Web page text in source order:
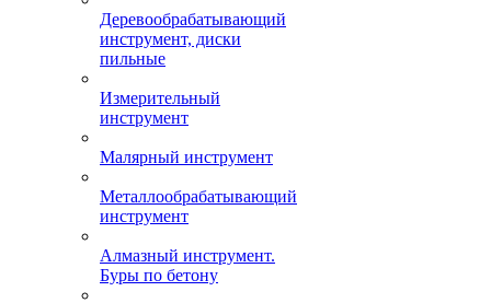
Деревообрабатывающий
инструмент, диски
пильные
Измерительный
инструмент
Малярный инструмент
Металлообрабатывающий
инструмент
Алмазный инструмент.
Буры по бетону